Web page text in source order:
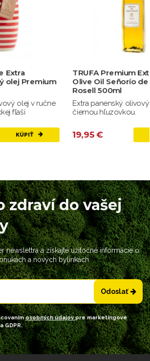
Extra
olej Premium
v ručne
fľaši
KÚPIŤ
TRUFA Premium
Olive Oil Señorío de
Rosell 500ml
Extra panenský
čiernou hľuzovkou.
19,95 €
zdraví do vašej
newslettra a získajte užitočné informácie o
a nových bylinkách.
Odoslať
osobných údajovpre marketingové
GDPR.